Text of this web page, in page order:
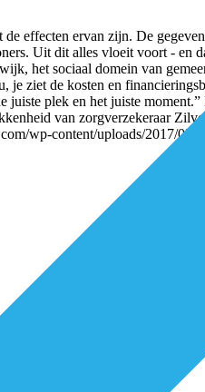
effecten ervan zijn. De
Uit dit alles vloeit voort - en
het sociaal domein van
je ziet de kosten en
plek en het juiste moment.”
van zorgverzekeraar
wp-content/uploads/2017/